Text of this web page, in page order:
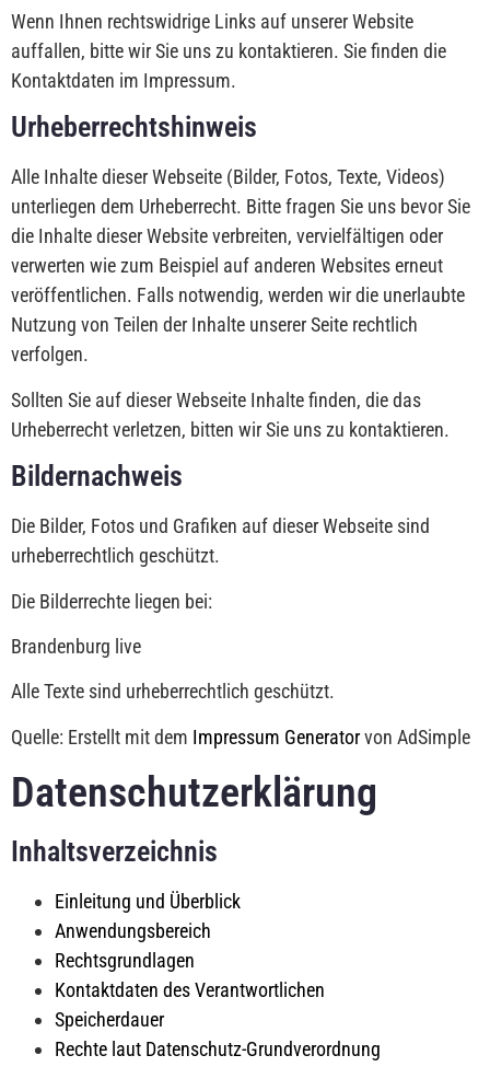
Wenn Ihnen rechtswidrige Links auf unserer Website
auffallen, bitte wir Sie uns zu kontaktieren. Sie finden die
Kontaktdaten im Impressum.
Urheberrechtshinweis
Alle Inhalte dieser Webseite (Bilder, Fotos, Texte, Videos)
unterliegen dem Urheberrecht. Bitte fragen Sie uns bevor Sie
die Inhalte dieser Website verbreiten, vervielfältigen oder
verwerten wie zum Beispiel auf anderen Websites erneut
veröffentlichen. Falls notwendig, werden wir die unerlaubte
Nutzung von Teilen der Inhalte unserer Seite rechtlich
verfolgen.
Sollten Sie auf dieser Webseite Inhalte finden, die das
Urheberrecht verletzen, bitten wir Sie uns zu kontaktieren.
Bildernachweis
Die Bilder, Fotos und Grafiken auf dieser Webseite sind
urheberrechtlich geschützt.
Die Bilderrechte liegen bei:
Brandenburg live
Alle Texte sind urheberrechtlich geschützt.
Quelle: Erstellt mit dem Impressum Generatorvon AdSimple
Datenschutzerklärung
Inhaltsverzeichnis
Einleitung und Überblick
Anwendungsbereich
Rechtsgrundlagen
Kontaktdaten des Verantwortlichen
Speicherdauer
Rechte laut Datenschutz-Grundverordnung